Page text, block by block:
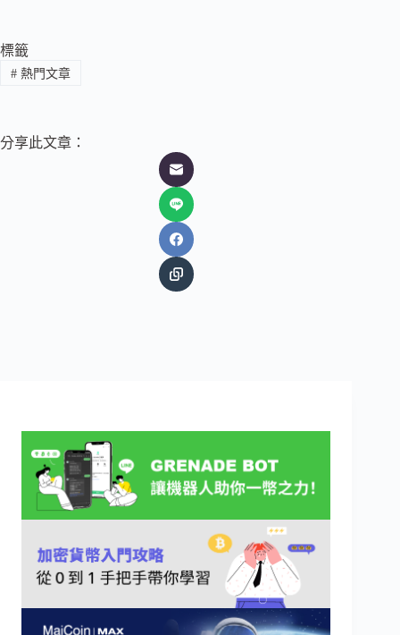
標籤
#熱門文章
分享此文章：